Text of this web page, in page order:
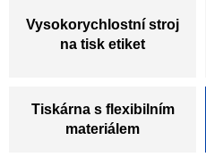
Vysokorychlostní stroj
na tisk etiket
Tiskárna s flexibilním
materiálem